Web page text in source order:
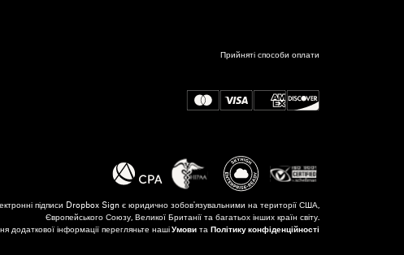
Прийняті способи оплати
підписи Dropbox Sign є юридично зобов'язувальними на території США,
Європейського Союзу, Великої Британії та багатьох інших країн світу.
додаткової інформації перегляньте наші Умови та Політику конфіденційності